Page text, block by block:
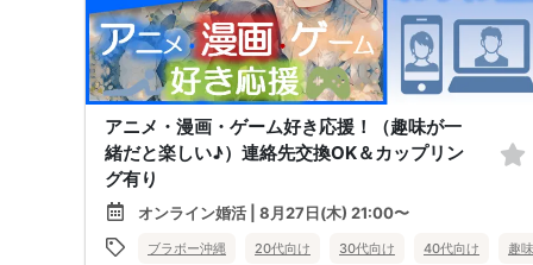
アニメ・漫画・ゲーム好き応援！（趣味が一
緒だと楽しい♪）連絡先交換OK＆カップリン
グ有り
オンライン婚活 | 8月27日(木) 21:00〜
ブラボー沖縄 20代向け 30代向け 40代向け 趣